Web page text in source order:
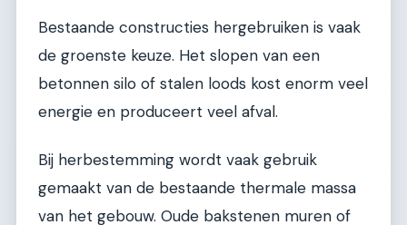
Bestaande constructies hergebruiken is vaak
de groenste keuze. Het slopen van een
betonnen silo of stalen loods kost enorm veel
energie en produceert veel afval.
Bij herbestemming wordt vaak gebruik
gemaakt van de bestaande thermale massa
van het gebouw. Oude bakstenen muren of